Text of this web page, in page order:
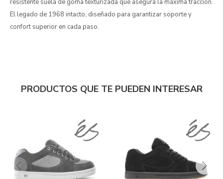
resistente suela de goma texturizada que asegura la máxima tracción.
El legado de 1968 intacto, diseñado para garantizar soporte y
confort superior en cada paso.
PRODUCTOS QUE TE PUEDEN INTERESAR